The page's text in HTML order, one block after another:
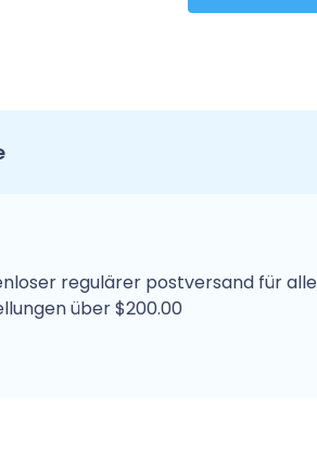
regulärer postversand für alle
über $200.00